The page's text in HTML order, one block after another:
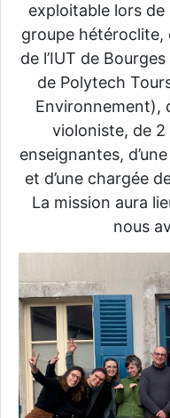
exploitable lors
groupe hétéroclite,
de l’IUT de
de Polytech
Environnement),
violoniste, de
enseignantes,
et d’une chargée
La mission aura
nous